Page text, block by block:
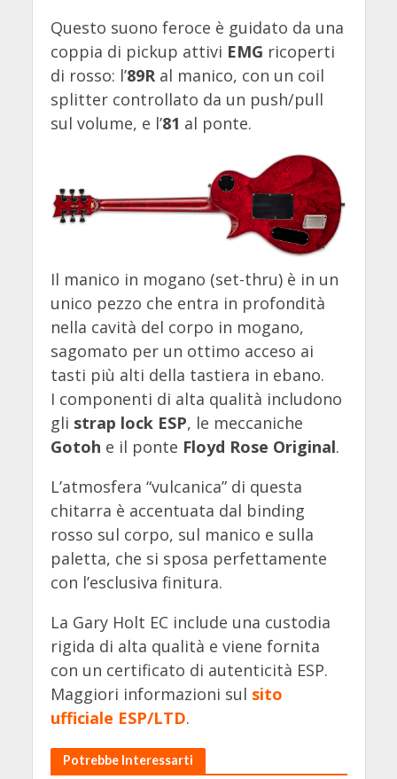
Questo suono feroce è guidato da una
coppia di pickup attivi EMG ricoperti
di rosso: l’89Ral manico, con un coil
splitter controllato da un push/pull
sul volume, e l’81 al ponte.
Il manico in mogano (set-thru) è in un
unico pezzo che entra in profondità
nella cavità del corpo in mogano,
sagomato per un ottimo acceso ai
tasti più alti della tastiera in ebano.
I componenti di alta qualità includono
gli strap lock ESP, le meccaniche
Gotoh e il ponte Floyd Rose Original.
L’atmosfera “vulcanica” di questa
chitarra è accentuata dal binding
rosso sul corpo, sul manico e sulla
paletta, che si sposa perfettamente
con l’esclusiva finitura.
La Gary Holt EC include una custodia
rigida di alta qualità e viene fornita
con un certificato di autenticità ESP.
Maggiori informazioni sul sito
ufficiale ESP/LTD.
Potrebbe Interessarti